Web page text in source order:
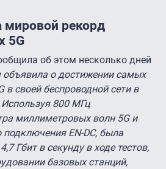
мировой рекорд
5G
об этом несколько дней
объявила о достижении самых
в своей беспроводной сети в
800 МГц
миллиметровых волн 5G и
подключения EN-DC, была
Гбит в секунду в ходе тестов,
базовых станций,